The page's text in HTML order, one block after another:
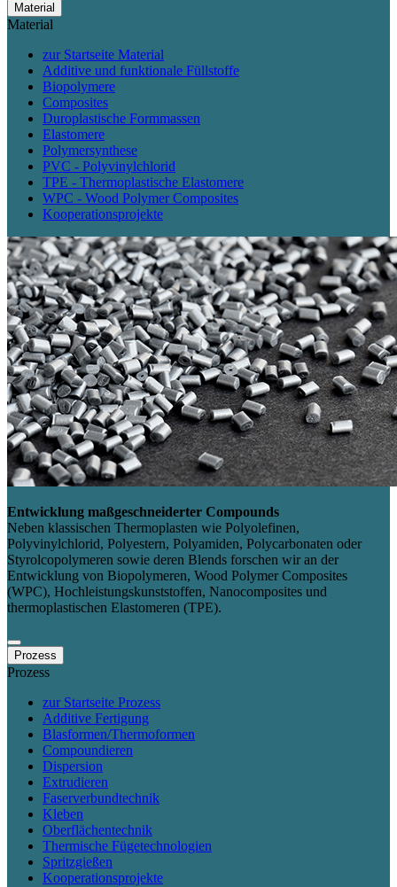
Material
Material
zur Startseite Material
Additive und funktionale Füllstoffe
Biopolymere
Composites
Duroplastische Formmassen
Elastomere
Polymersynthese
PVC - Polyvinylchlorid
TPE - Thermoplastische Elastomere
WPC - Wood Polymer Composites
Kooperationsprojekte
Entwicklung maßgeschneiderter Compounds
Neben klassischen Thermoplasten wie Polyolefinen,
Polyvinylchlorid, Polyestern, Polyamiden, Polycarbonaten oder
Styrolcopolymeren sowie deren Blends forschen wir an der
Entwicklung von Biopolymeren, Wood Polymer Composites
(WPC), Hochleistungskunststoffen, Nanocomposites und
thermoplastischen Elastomeren (TPE).
Prozess
Prozess
zur Startseite Prozess
Additive Fertigung
Blasformen/Thermoformen
Compoundieren
Dispersion
Extrudieren
Faserverbundtechnik
Kleben
Oberflächentechnik
Thermische Fügetechnologien
Spritzgießen
Kooperationsprojekte